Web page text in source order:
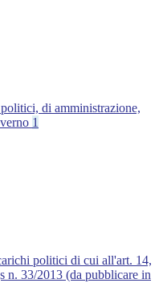
di amministrazione,
1
politici di cui all'art. 14,
n. 33/2013 (da pubblicare in